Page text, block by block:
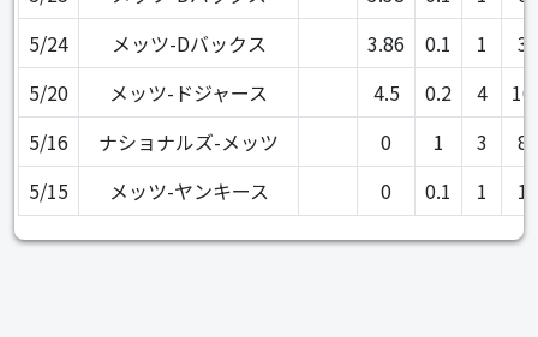
5/24
メッツ-Dバックス 3.86 0.1 1
3
5/20
メッツ-ドジャース 4.5 0.2 4
10
5/16
ナショナルズ-メッツ 0 1 3
8
5/15
メッツ-ヤンキース 0 0.1 1 1